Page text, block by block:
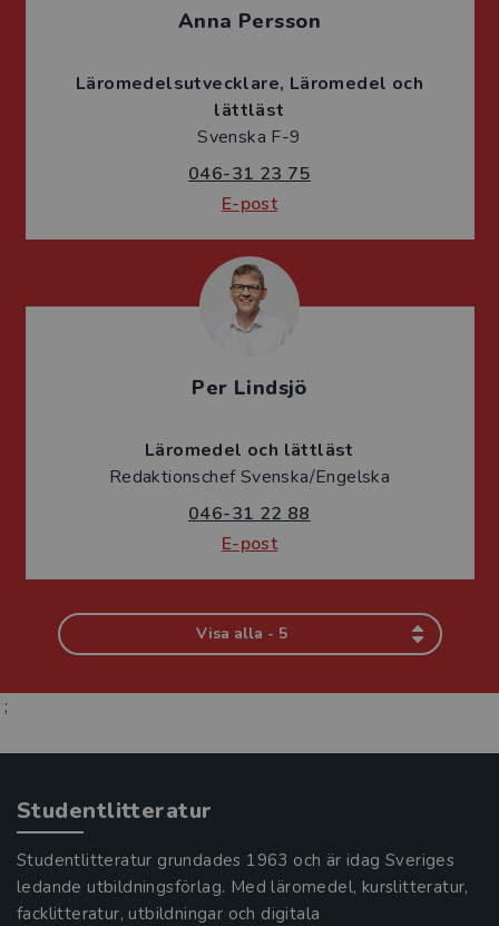
Anna Persson
Läromedelsutvecklare Läromedel och
lättläst
Svenska F-9
046-31 23 75
E-post
Per Lindsjö
Läromedel och lättläst
Redaktionschef Svenska/Engelska
046-31 22 88
E-post
Visa alla - 5
;
Studentlitteratur
Studentlitteratur grundades 1963 och är idag Sveriges
ledande utbildningsförlag. Med läromedel, kurslitteratur,
facklitteratur, utbildningar och digitala